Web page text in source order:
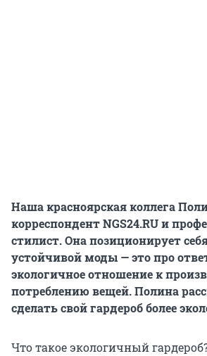
Наша красноярская коллега
корреспондент NGS24.RU и
стилист. Она позиционирует
устойчивой моды — это про
экологичное отношение к
потреблению вещей. Полина
сделать свой гардероб более
Что такое экологичный